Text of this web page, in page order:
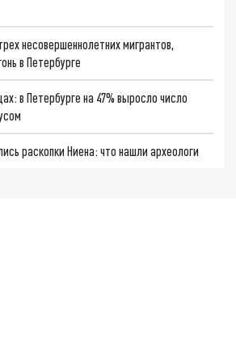
несовершеннолетних мигрантов,
в Петербурге
в Петербурге на 47% выросло число
раскопки Ниена: что нашли археологи